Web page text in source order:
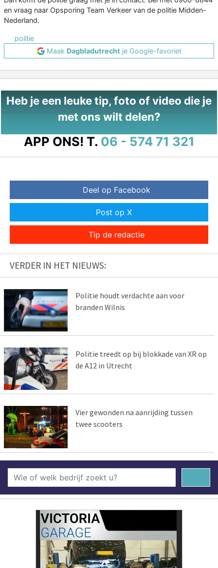
en vraag naar Opsporing Team Verkeer van de politie Midden-
Nederland.
politie
Maak Dagbladutrecht je Google-favoriet
Heb je een leuke tip, foto of video die je
met ons wilt delen?
APP ONS! T. 06 - 574 71 321
Deel op Facebook
Post op X
Tip de redactie
VERDER IN HET NIEUWS:
Politie houdt verdachte aan voor
branden Wilnis
Politie treedt op bij blokkade van XR op
de A12 in Utrecht
Vier gewonden na aanrijding tussen
twee scooters